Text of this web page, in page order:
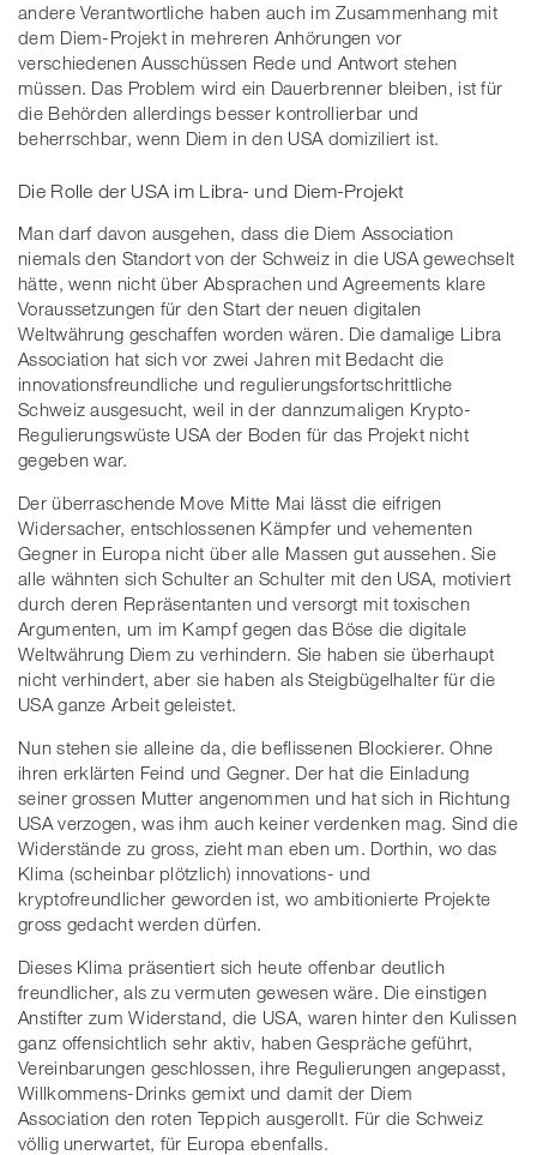
andere Verantwortliche haben auch im Zusammenhang mit
dem Diem-Projekt in mehreren Anhörungen vor
verschiedenen Ausschüssen Rede und Antwort stehen
müssen. Das Problem wird ein Dauerbrenner bleiben, ist für
die Behörden allerdings besser kontrollierbar und
beherrschbar, wenn Diem in den USA domiziliert ist.
Die Rolle der USA im Libra- und Diem-Projekt
Man darf davon ausgehen, dass die Diem Association
niemals den Standort von der Schweiz in die USA gewechselt
hätte, wenn nicht über Absprachen und Agreements klare
Voraussetzungen für den Start der neuen digitalen
Weltwährung geschaffen worden wären. Die damalige Libra
Association hat sich vor zwei Jahren mit Bedacht die
innovationsfreundliche und regulierungsfortschrittliche
Schweiz ausgesucht, weil in der dannzumaligen Krypto-
Regulierungswüste USA der Boden für das Projekt nicht
gegeben war.
Der überraschende Move Mitte Mai lässt die eifrigen
Widersacher, entschlossenen Kämpfer und vehementen
Gegner in Europa nicht über alle Massen gut aussehen. Sie
alle wähnten sich Schulter an Schulter mit den USA, motiviert
durch deren Repräsentanten und versorgt mit toxischen
Argumenten, um im Kampf gegen das Böse die digitale
Weltwährung Diem zu verhindern. Sie haben sie überhaupt
nicht verhindert, aber sie haben als Steigbügelhalter für die
USA ganze Arbeit geleistet.
Nun stehen sie alleine da, die beflissenen Blockierer. Ohne
ihren erklärten Feind und Gegner. Der hat die Einladung
seiner grossen Mutter angenommen und hat sich in Richtung
USA verzogen, was ihm auch keiner verdenken mag. Sind die
Widerstände zu gross, zieht man eben um. Dorthin, wo das
Klima (scheinbar plötzlich) innovations- und
kryptofreundlicher geworden ist, wo ambitionierte Projekte
gross gedacht werden dürfen.
Dieses Klima präsentiert sich heute offenbar deutlich
freundlicher, als zu vermuten gewesen wäre. Die einstigen
Anstifter zum Widerstand, die USA, waren hinter den Kulissen
ganz offensichtlich sehr aktiv, haben Gespräche geführt,
Vereinbarungen geschlossen, ihre Regulierungen angepasst,
Willkommens-Drinks gemixt und damit der Diem
Association den roten Teppich ausgerollt. Für die Schweiz
völlig unerwartet, für Europa ebenfalls.